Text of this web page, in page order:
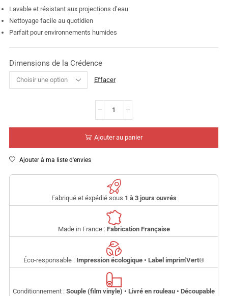
Lavable et résistant aux projections d’eau
Nettoyage facile au quotidien
Parfait pour environnements humides
Dimensions de la Crédence
Effacer
Ajouter au panier
Ajouter à ma liste d'envies
Fabriqué et éxpédié sous 1 à 3 jours ouvrés
Made in France : Fabrication Française
Éco-responsable : Impression écologique • Label imprim'Vert®
Conditionnement : Souple (film vinyle) • Livré en rouleau • Découpable